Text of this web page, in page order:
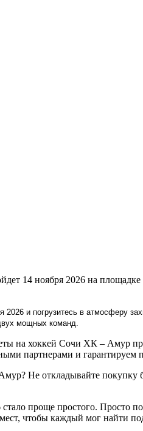
14 ноября 2026 на
и погрузитесь в атмосферу
мощных команд.
на хоккей Сочи ХК – Амур
партнерами и гарантируем
Не откладывайте покупку
проще простого. Просто
чтобы каждый мог найти